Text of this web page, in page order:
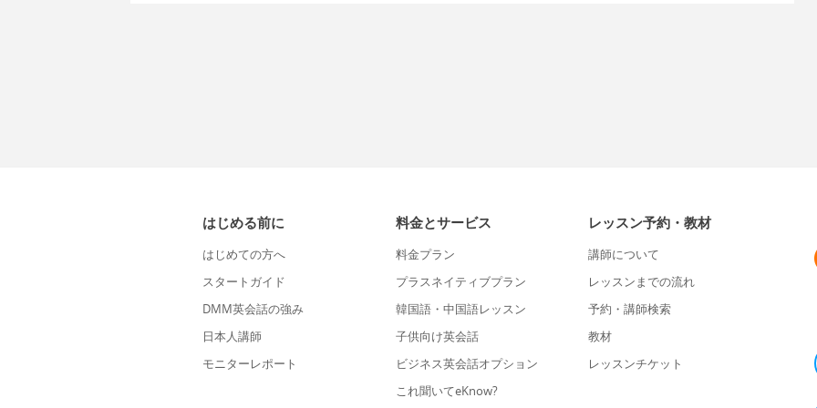
はじめる前に
はじめての方へ
スタートガイド
DMM英会話の強み
日本人講師
モニターレポート
料金とサービス
料金プラン
プラスネイティブプラン
韓国語・中国語レッスン
子供向け英会話
ビジネス英会話オプション
これ聞いてeKnow?
レッスン予約・教材
講師について
レッスンまでの流れ
予約・講師検索
教材
レッスンチケット